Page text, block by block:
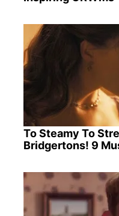
To Steamy To
Bridgertons! 9